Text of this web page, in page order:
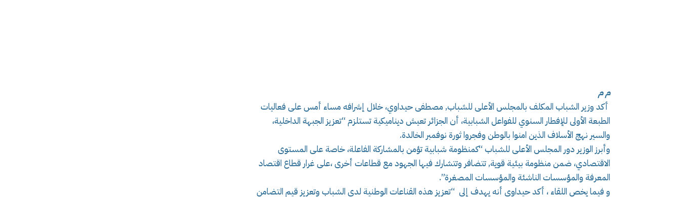
م م
أكد وزير الشباب المكلف بالمجلس الأعلى للشباب, مصطفى حيداوي، خلال إشرافه مساء أمس على فعاليات
الطبعة الأولى للإفطار السنوي للفواعل الشبابية، أن الجزائر تعيش ديناميكية تستلزم “تعزيز الجبهة الداخلية،
والسير نهج الأسلاف الذين امنوا بالوطن وفجروا ثورة نوفمبر الخالدة.
وأبرز الوزير دور المجلس الأعلى للشباب “كمنظومة شبابية تؤمن بالمشاركة الفاعلة، خاصة على المستوى
الاقتصادي، ضمن منظومة بيئية قوية, تتضافر وتتشارك فيها الجهود مع قطاعات أخرى ،على غرار قطاع اقتصاد
المعرفة والمؤسسات الناشئة والمؤسسات المصغرة”.
و فيما يخص اللقاء ، أكد حيداوي أنه يهدف إلى “تعزيز هذه القناعات الوطنية لدى الشباب وتعزيز قيم التضامن